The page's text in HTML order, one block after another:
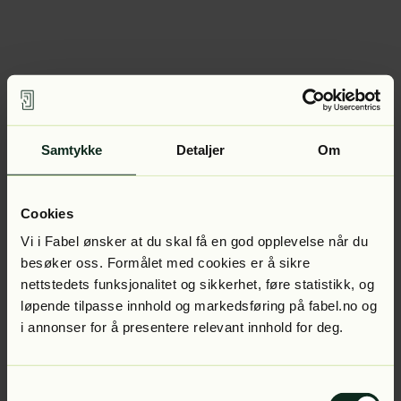
Samtykke Detaljer Om
Cookies
Vi i Fabel ønsker at du skal få en god opplevelse når du
besøker oss. Formålet med cookies er å sikre
nettstedets funksjonalitet og sikkerhet, føre statistikk, og
løpende tilpasse innhold og markedsføring på fabel.no og
i annonser for å presentere relevant innhold for deg.